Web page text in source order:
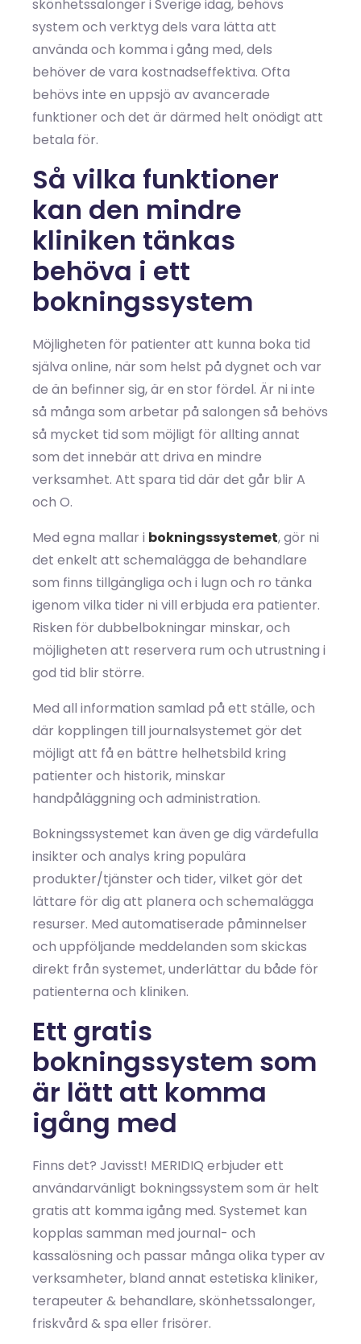
skönhetssalonger i Sverige idag, behövs
system och verktyg dels vara lätta att
använda och komma i gång med, dels
behöver de vara kostnadseffektiva. Ofta
behövs inte en uppsjö av avancerade
funktioner och det är därmed helt onödigt att
betala för.
Så vilka funktioner
kan den mindre
kliniken tänkas
behöva i ett
bokningssystem
Möjligheten för patienter att kunna boka tid
själva online, när som helst på dygnet och var
de än befinner sig, är en stor fördel. Är ni inte
så många som arbetar på salongen så behövs
så mycket tid som möjligt för allting annat
som det innebär att driva en mindre
verksamhet. Att spara tid där det går blir A
och O.
Med egna mallar i bokningssystemet, gör ni
det enkelt att schemalägga de behandlare
som finns tillgängliga och i lugn och ro tänka
igenom vilka tider ni vill erbjuda era patienter.
Risken för dubbelbokningar minskar, och
möjligheten att reservera rum och utrustning i
god tid blir större.
Med all information samlad på ett ställe, och
där kopplingen till journalsystemet gör det
möjligt att få en bättre helhetsbild kring
patienter och historik, minskar
handpåläggning och administration.
Bokningssystemet kan även ge dig värdefulla
insikter och analys kring populära
produkter/tjänster och tider, vilket gör det
lättare för dig att planera och schemalägga
resurser. Med automatiserade påminnelser
och uppföljande meddelanden som skickas
direkt från systemet, underlättar du både för
patienterna och kliniken.
Ett gratis
bokningssystem som
är lätt att komma
igång med
Finns det? Javisst! MERIDIQ erbjuder ett
användarvänligt bokningssystem som är helt
gratis att komma igång med. Systemet kan
kopplas samman med journal- och
kassalösning och passar många olika typer av
verksamheter, bland annat estetiska kliniker,
terapeuter & behandlare, skönhetssalonger,
friskvård & spa eller frisörer.